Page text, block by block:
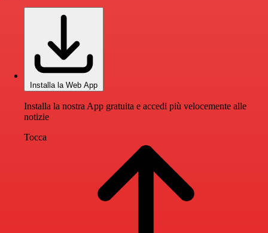
Installa la Web App
Installa la nostra App gratuita e accedi più velocemente alle
notizie
Tocca